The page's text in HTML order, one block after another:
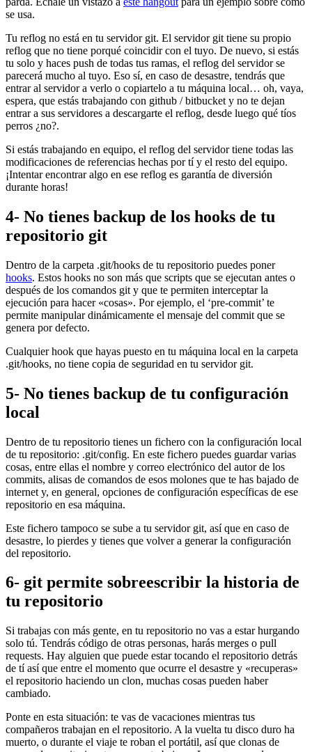
se usa.
Tu reflog no está en tu servidor git. El servidor git tiene su propio
reflog que no tiene porqué coincidir con el tuyo. De nuevo, si estás
tu solo y haces push de todas tus ramas, el reflog del servidor se
parecerá mucho al tuyo. Eso sí, en caso de desastre, tendrás que
entrar al servidor a verlo o copiartelo a tu máquina local… oh, vaya,
espera, que estás trabajando con github / bitbucket y no te dejan
entrar a sus servidores a descargarte el reflog, desde luego qué tíos
perros ¿no?.
Si estás trabajando en equipo, el reflog del servidor tiene todas las
modificaciones de referencias hechas por tí y el resto del equipo.
¡Intentar encontrar algo en ese reflog es garantía de diversión
durante horas!
4- No tienes backup de los hooks de tu
repositorio git
Dentro de la carpeta .git/hooks de tu repositorio puedes poner
hooks. Estos hooks no son más que scripts que se ejecutan antes o
después de los comandos git y que te permiten interceptar la
ejecución para hacer «cosas». Por ejemplo, el ‘pre-commit’ te
permite manipular dinámicamente el mensaje del commit que se
genera por defecto.
Cualquier hook que hayas puesto en tu máquina local en la carpeta
.git/hooks, no tiene copia de seguridad en tu servidor git.
5- No tienes backup de tu configuración
local
Dentro de tu repositorio tienes un fichero con la configuración local
de tu repositorio: .git/config. En este fichero puedes guardar varias
cosas, entre ellas el nombre y correo electrónico del autor de los
commits, alisas de comandos de esos molones que te has bajado de
internet y, en general, opciones de configuración específicas de ese
repositorio en esa máquina.
Este fichero tampoco se sube a tu servidor git, así que en caso de
desastre, lo pierdes y tienes que volver a generar la configuración
del repositorio.
6- git permite sobreescribir la historia de
tu repositorio
Si trabajas con más gente, en tu repositorio no vas a estar hurgando
solo tú. Tendrás código de otras personas, harás merges o pull
requests. Hay alguien que puede estar tocando el repositorio detrás
de tí así que entre el momento que ocurre el desastre y «recuperas»
el repositorio haciendo un clon, muchas cosas pueden haber
cambiado.
Ponte en esta situación: te vas de vacaciones mientras tus
compañeros trabajan en el repositorio. A la vuelta tu disco duro ha
muerto, o durante el viaje te roban el portátil, así que clonas de